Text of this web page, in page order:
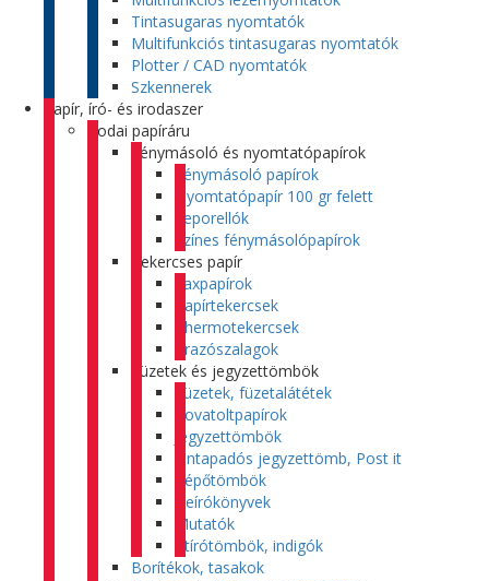
Tintasugaras nyomtatók
Multifunkciós tintasugaras nyomtatók
Plotter / CAD nyomtatók
Szkennerek
Papír, író- és irodaszer
Irodai papíráru
Fénymásoló és nyomtatópapírok
Fénymásoló papírok
Nyomtatópapír 100 gr felett
Leporellók
Színes fénymásolópapírok
Tekercses papír
Faxpapírok
Papírtekercsek
Thermotekercsek
Árazószalagok
Füzetek és jegyzettömbök
Füzetek, füzetalátétek
Rovatoltpapírok
Jegyzettömbök
Öntapadós jegyzettömb, Post it
Tépőtömbök
Beírókönyvek
Mutatók
Átírótömbök, indigók
Borítékok, tasakok